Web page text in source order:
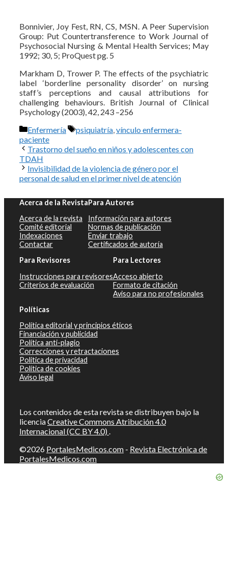
Bonnivier, Joy Fest, RN, CS, MSN. A Peer Supervision
Group: Put Countertransference to Work Journal of
Psychosocial Nursing & Mental Health Services; May
1992; 30, 5; ProQuest pg. 5
Markham D, Trower P. The effects of the psychiatric
label ‘borderline personality disorder’ on nursing
staff’s perceptions and causal attributions for
challenging behaviours. British Journal of Clinical
Psychology (2003), 42, 243 –256
Categorías
Enfermería Etiquetas
psiquiatría vínculo enfermera-
paciente
Trastorno del sueño en niños y adolescentes con
TDAH
Invisibilidad de la violencia de género por el
personal de salud en el primer nivel de atención
Acerca de la Revista
Acerca de la revista
Comité editorial
Indexaciones
Contactar
Para Autores
Información para autores
Normas de publicación
Enviar trabajo
Certificados de autoría
Para Revisores
Instrucciones para revisores
Criterios de evaluación
Para Lectores
Acceso abierto
Formato de citación
Aviso para no profesionales
Políticas
Política editorial y principios éticos
Financiación y publicidad
Política anti-plagio
Correcciones y retractaciones
Política de privacidad
Política de cookies
Aviso legal
Los contenidos de esta revista se distribuyen bajo la
licenciaCreative Commons Atribución 4.0
Internacional (CC BY 4.0) .
©2026 PortalesMedicos.com - Revista Electrónica de
PortalesMedicos.com